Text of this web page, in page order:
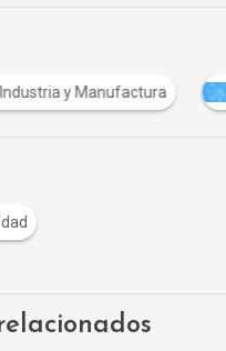
Industria y Manufactura